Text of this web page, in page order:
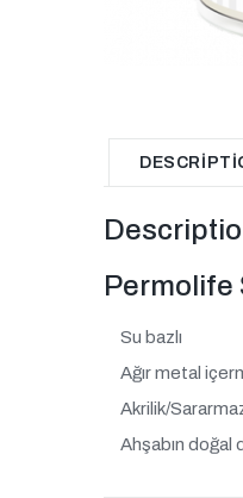
Permolife
Su bazlı
Ağır metal
Akrilik/
Ahşabın